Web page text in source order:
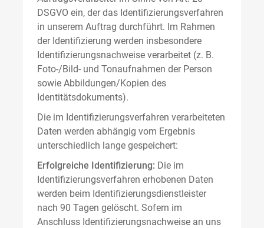
DSGVO ein, der das Identifizierungsverfahren
in unserem Auftrag durchführt. Im Rahmen
der Identifizierung werden insbesondere
Identifizierungsnachweise verarbeitet (z. B.
Foto-/Bild- und Tonaufnahmen der Person
sowie Abbildungen/Kopien des
Identitätsdokuments).
Die im Identifizierungsverfahren verarbeiteten
Daten werden abhängig vom Ergebnis
unterschiedlich lange gespeichert:
Erfolgreiche Identifizierung: Die im
Identifizierungsverfahren erhobenen Daten
werden beim Identifizierungsdienstleister
nach 90 Tagen gelöscht. Sofern im
Anschluss Identifizierungsnachweise an uns